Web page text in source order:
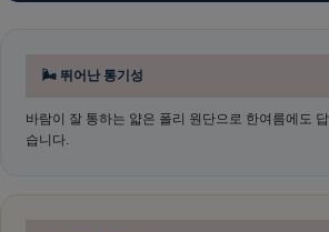
🌬 뛰어난 통기성
바람이 잘 통하는 얇은 폴리 원단으로 한여름에도
습니다.